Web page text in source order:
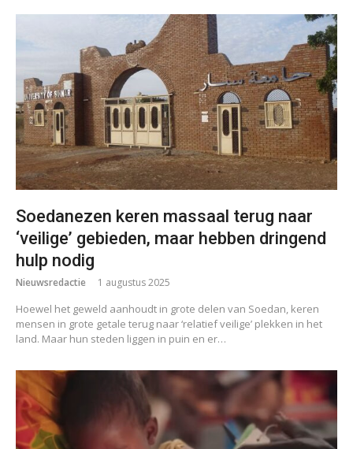
Soedanezen keren massaal terug naar
‘veilige’ gebieden, maar hebben dringend
hulp nodig
Nieuwsredactie 1 augustus 2025
Hoewel het geweld aanhoudt in grote delen van Soedan, keren
mensen in grote getale terug naar ‘relatief veilige’ plekken in het
land. Maar hun steden liggen in puin en er…